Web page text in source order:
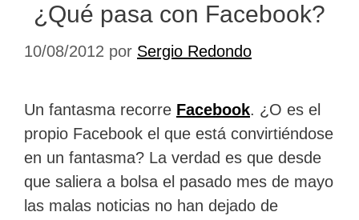
¿Qué pasa con Facebook?
10/08/2012 por Sergio Redondo
Un fantasma recorre Facebook. ¿O es el
propio Facebook el que está convirtiéndose
en un fantasma? La verdad es que desde
que saliera a bolsa el pasado mes de mayo
las malas noticias no han dejado de